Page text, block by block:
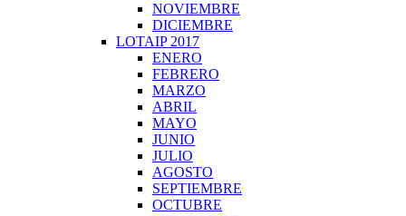
NOVIEMBRE
DICIEMBRE
LOTAIP 2017
ENERO
FEBRERO
MARZO
ABRIL
MAYO
JUNIO
JULIO
AGOSTO
SEPTIEMBRE
OCTUBRE